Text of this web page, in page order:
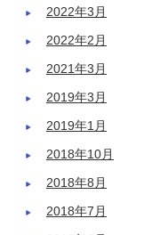
2022年3月
2022年2月
2021年3月
2019年3月
2019年1月
2018年10月
2018年8月
2018年7月